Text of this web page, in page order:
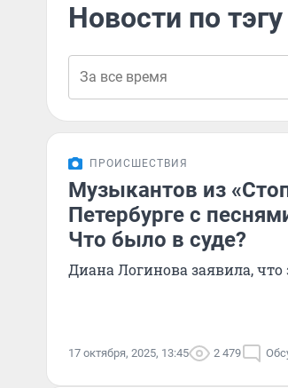
Новости по
ПРОИСШЕСТВИЯ
Музыкантов из
Петербурге с
Что было в суде?
Диана Логинова заявила, что
17 октября, 2025, 13:45 2 479